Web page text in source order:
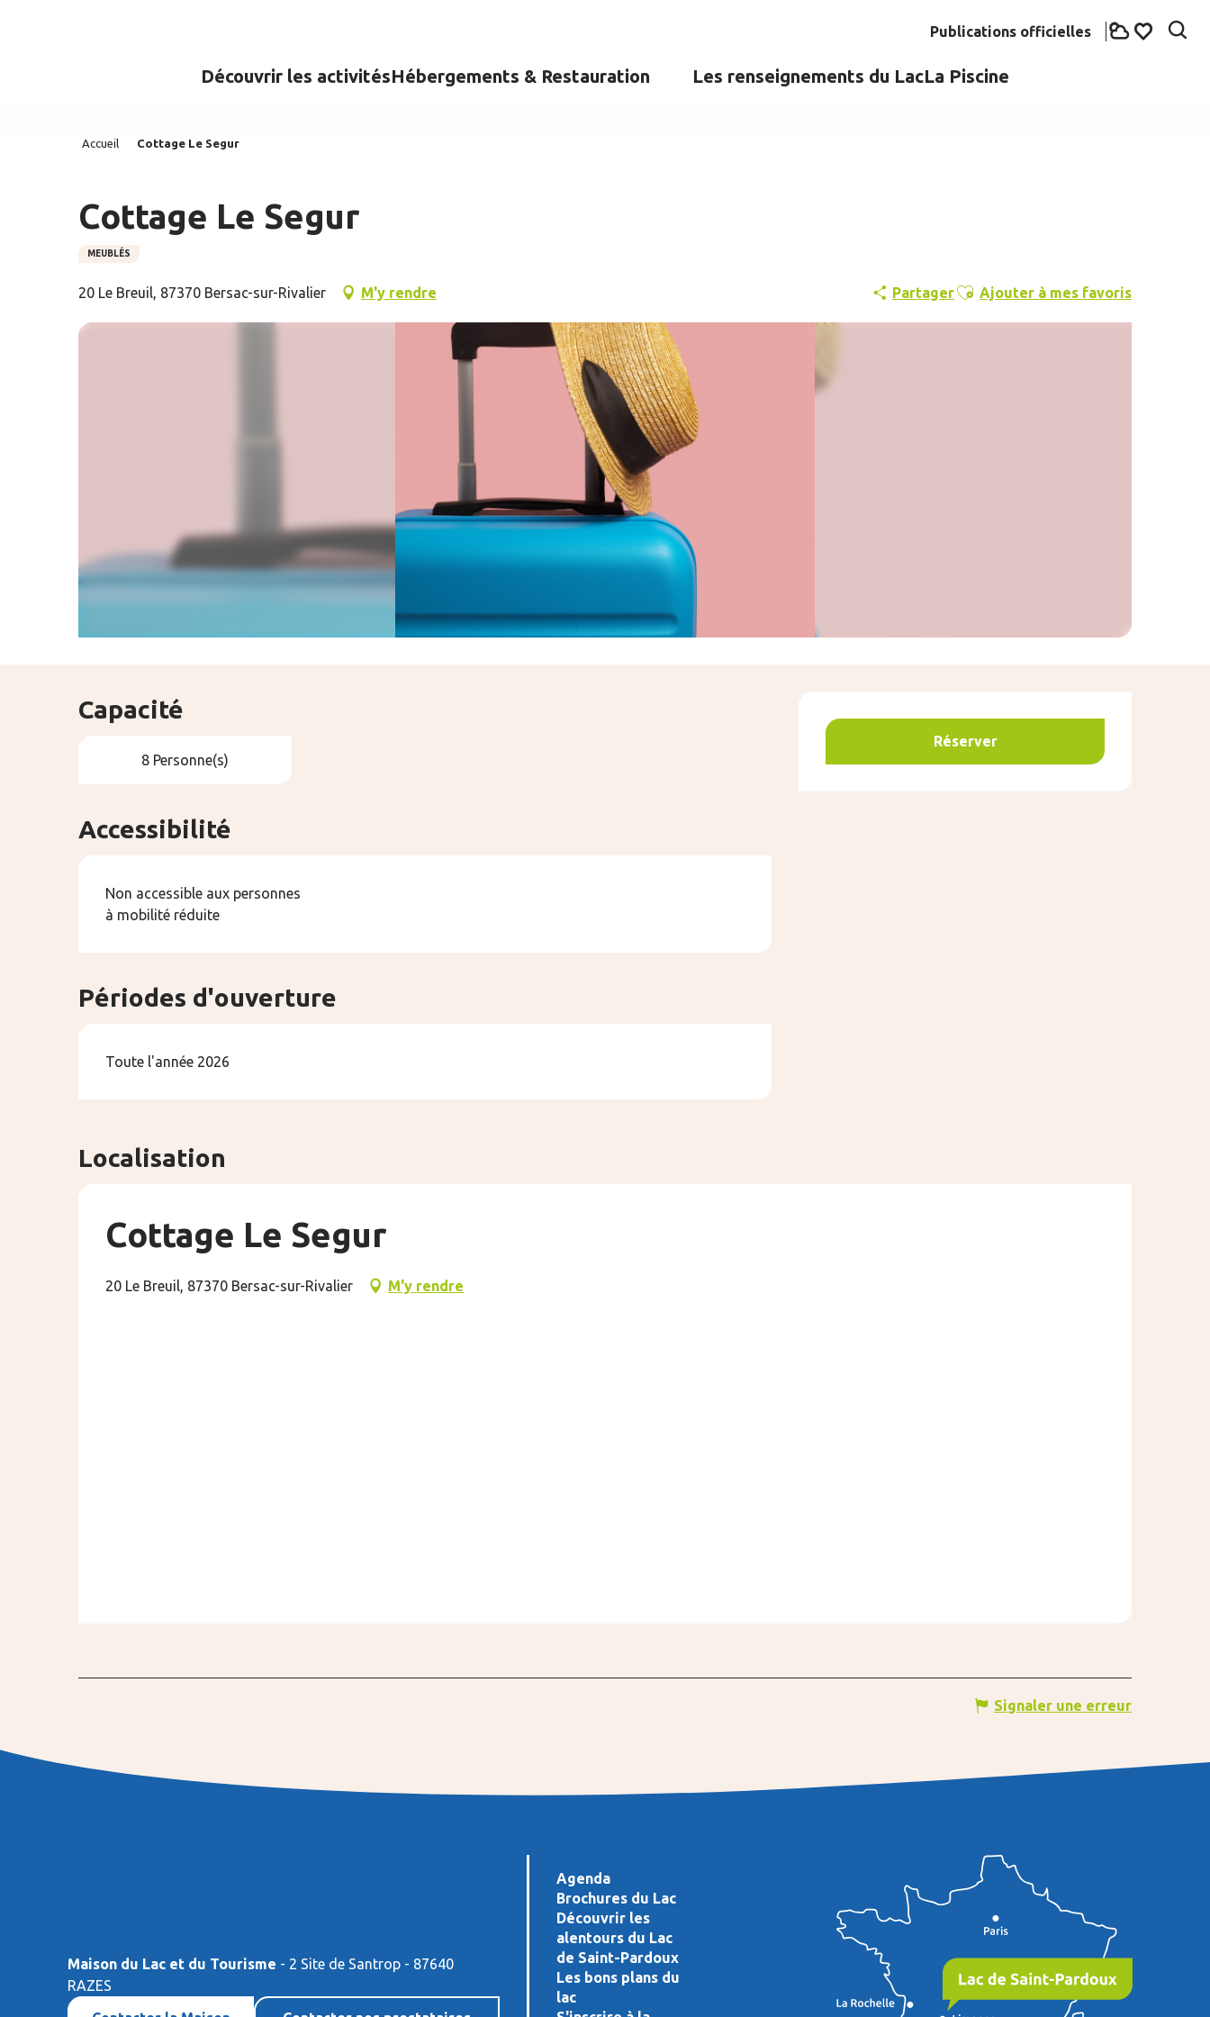
Publications officielles
Découvrir les activitésHébergements & Restauration Les renseignements du LacLa Piscine
Accueil Cottage Le Segur
Cottage Le Segur
MEUBLÉS
20 Le Breuil, 87370 Bersac-sur-Rivalier M'y rendre PartagerAjouter aux favoris
Ajouter à mes favoris
Ouverture et
Réserver
Capacité
8 Personne(s)
Accessibilité
Non accessible aux personnes
à mobilité réduite
Périodes d'ouverture
Toute l'année 2026
Localisation
Cottage Le Segur
20 Le Breuil, 87370 Bersac-sur-Rivalier M'y rendre
Signaler une erreur
Maison du Lac et du Tourisme - 2 Site de Santrop - 87640
RAZES
Agenda
Brochures du Lac
Découvrir les
alentours du Lac
de Saint-Pardoux
Les bons plans du
lac